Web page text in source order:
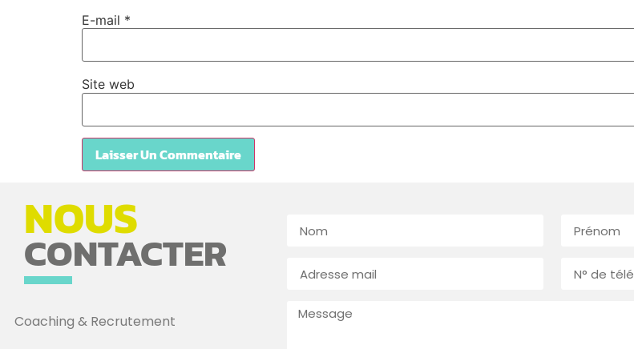
E-mail *
Site web
NOUS
CONTACTER
Coaching & Recrutement